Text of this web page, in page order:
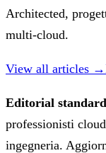
Architected,
multi-cloud.
View all articles →
Editorial
professionisti
ingegneria.